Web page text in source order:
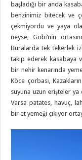
başladığı bir anda
benzinimiz bitecek ve
çekmiyordu ve yaya
neyse, Gobi’nin
Buralarda tek tekerlek
takip ederek kasabaya
bir nehir kenarında
Köce çorbası,
suyuna uzun erişteler ya
Varsa patates, havuç,
bir et yemeği çıkıyor